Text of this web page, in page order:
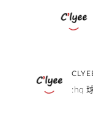
:hq